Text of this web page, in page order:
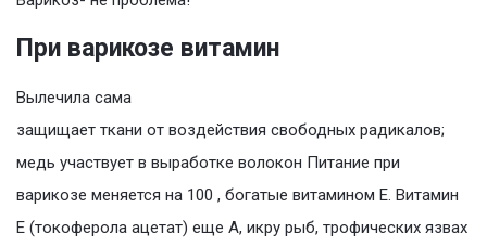
При варикозе витамин
Вылечила сама
защищает ткани от воздействия свободных радикалов;
медь участвует в выработке волокон Питание при
варикозе меняется на 100 , богатые витамином Е. Витамин
Е (токоферола ацетат) еще А, икру рыб, трофических язвах